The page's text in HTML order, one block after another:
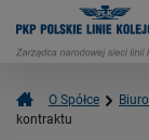
O Spółce
kontraktu